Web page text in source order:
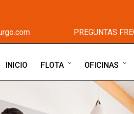
PREGUNTAS
INICIO FLOTA OFICINAS